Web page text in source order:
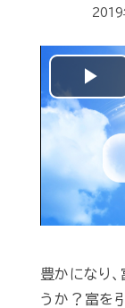
2019
豊かになり
うか？富を